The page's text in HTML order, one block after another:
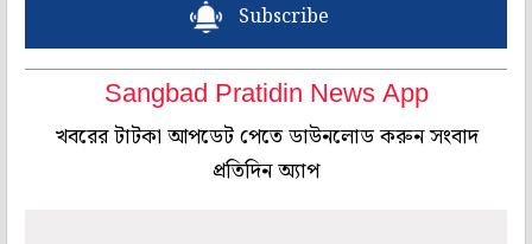
Subscribe
Sangbad Pratidin News App
খবরের টাটকা আপডেট পেতে ডাউনলোড করুন সংবাদ
প্রতিদিন অ্যাপ